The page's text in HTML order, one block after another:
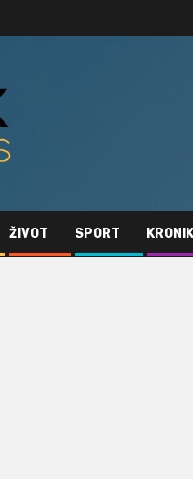
ŽIVOT SPORT